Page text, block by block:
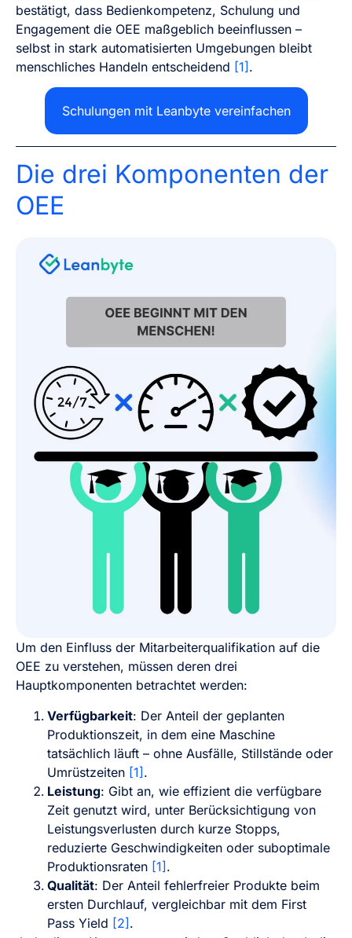
bestätigt, dass Bedienkompetenz, Schulung und
Engagement die OEE maßgeblich beeinflussen –
selbst in stark automatisierten Umgebungen bleibt
menschliches Handeln entscheidend [1].
Schulungen mit Leanbyte vereinfachen
Die drei Komponenten der
OEE
Um den Einfluss der Mitarbeiterqualifikation auf die
OEE zu verstehen, müssen deren drei
Hauptkomponenten betrachtet werden:
Verfügbarkeit: Der Anteil der geplanten
Produktionszeit, in dem eine Maschine
tatsächlich läuft – ohne Ausfälle, Stillstände oder
Umrüstzeiten [1].
Leistung: Gibt an, wie effizient die verfügbare
Zeit genutzt wird, unter Berücksichtigung von
Leistungsverlusten durch kurze Stopps,
reduzierte Geschwindigkeiten oder suboptimale
Produktionsraten [1].
Qualität: Der Anteil fehlerfreier Produkte beim
ersten Durchlauf, vergleichbar mit dem First
Pass Yield [2].